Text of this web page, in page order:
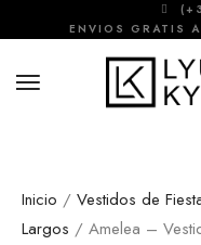
ENVIOS GRATIS
Inicio / Vestidos de
Largos / Amelea –